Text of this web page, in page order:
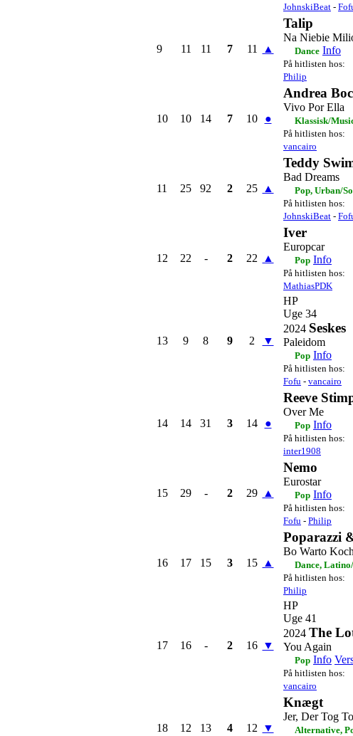
JohnskiBeat -
9 11 11 7 11 ▲
Talip
Na Niebie
Dance Info
På hitlisten hos:
Philip
10 10 14 7 10 ●
Andrea
Vivo Por Ella
Klassisk/
På hitlisten hos:
vancairo
11 25 92 2 25 ▲
Teddy
Bad Dreams
Pop, Urban/
På hitlisten hos:
JohnskiBeat -
12 22 - 2 22 ▲
Iver
Europcar
Pop Info
På hitlisten hos:
MathiasPDK
13 9 8 9 2 ▼
HP
Uge 34
2024 Seskes
Paleidom
Pop Info
På hitlisten hos:
Fofu - vancairo
14 14 31 3 14 ●
Reeve
Over Me
Pop Info
På hitlisten hos:
inter1908
15 29 - 2 29 ▲
Nemo
Eurostar
Pop Info
På hitlisten hos:
Fofu - Philip
16 17 15 3 15 ▲
Poparazzi
Bo Warto
Dance,
På hitlisten hos:
Philip
17 16 - 2 16 ▼
HP
Uge 41
2024 The
You Again
Pop Info
På hitlisten hos:
vancairo
18 12 13 4 12 ▼
Knægt
Jer, Der Tog
Alternative,